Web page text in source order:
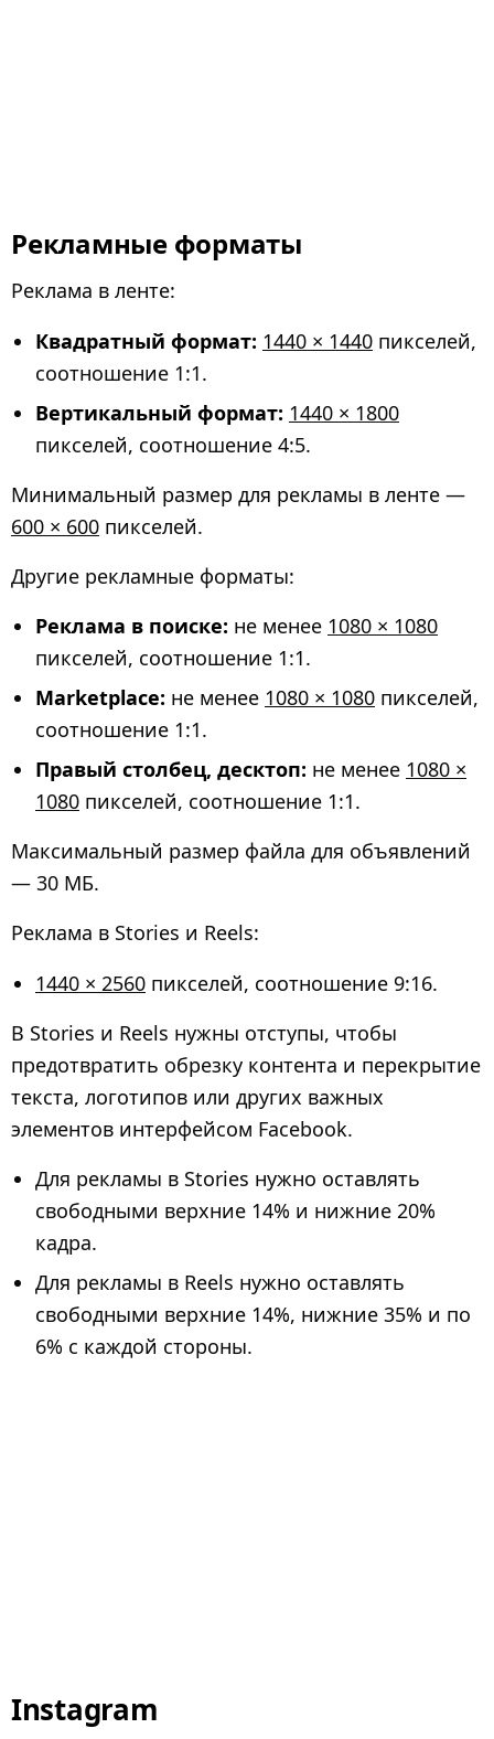
Рекламные форматы
Реклама в ленте:
Квадратный формат: 1440 × 1440 пикселей,
соотношение 1:1.
Вертикальный формат: 1440 × 1800
пикселей, соотношение 4:5.
Минимальный размер для рекламы в ленте —
600 × 600 пикселей.
Другие рекламные форматы:
Реклама в поиске: не менее 1080 × 1080
пикселей, соотношение 1:1.
Marketplace: не менее 1080 × 1080 пикселей,
соотношение 1:1.
Правый столбец, десктоп: не менее 1080 ×
1080 пикселей, соотношение 1:1.
Максимальный размер файла для объявлений
— 30 МБ.
Реклама в Stories и Reels:
1440 × 2560 пикселей, соотношение 9:16.
В Stories и Reels нужны отступы, чтобы
предотвратить обрезку контента и перекрытие
текста, логотипов или других важных
элементов интерфейсом Facebook.
Для рекламы в Stories нужно оставлять
свободными верхние 14% и нижние 20%
кадра.
Для рекламы в Reels нужно оставлять
свободными верхние 14%, нижние 35% и по
6% с каждой стороны.
Instagram